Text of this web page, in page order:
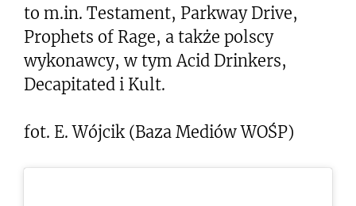
to m.in. Testament, Parkway Drive,
Prophets of Rage, a także polscy
wykonawcy, w tym Acid Drinkers,
Decapitated i Kult.
fot. E. Wójcik (Baza Mediów WOŚP)